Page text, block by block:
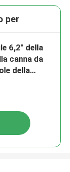
per
6,2" della
canna da
della